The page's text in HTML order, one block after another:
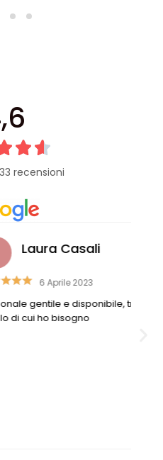
recensioni
trovo sempre